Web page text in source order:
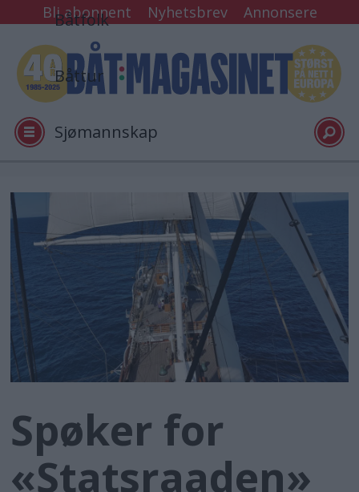
Bli abonnent Nyhetsbrev Annonsere
Båtfolk
Båttur
Sjømannskap
Arkiv
Video
Logg inn
Spøker for
«Statsraaden»